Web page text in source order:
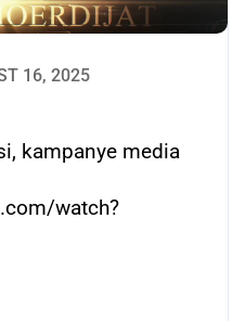
16, 2025
kampanye media
watch?